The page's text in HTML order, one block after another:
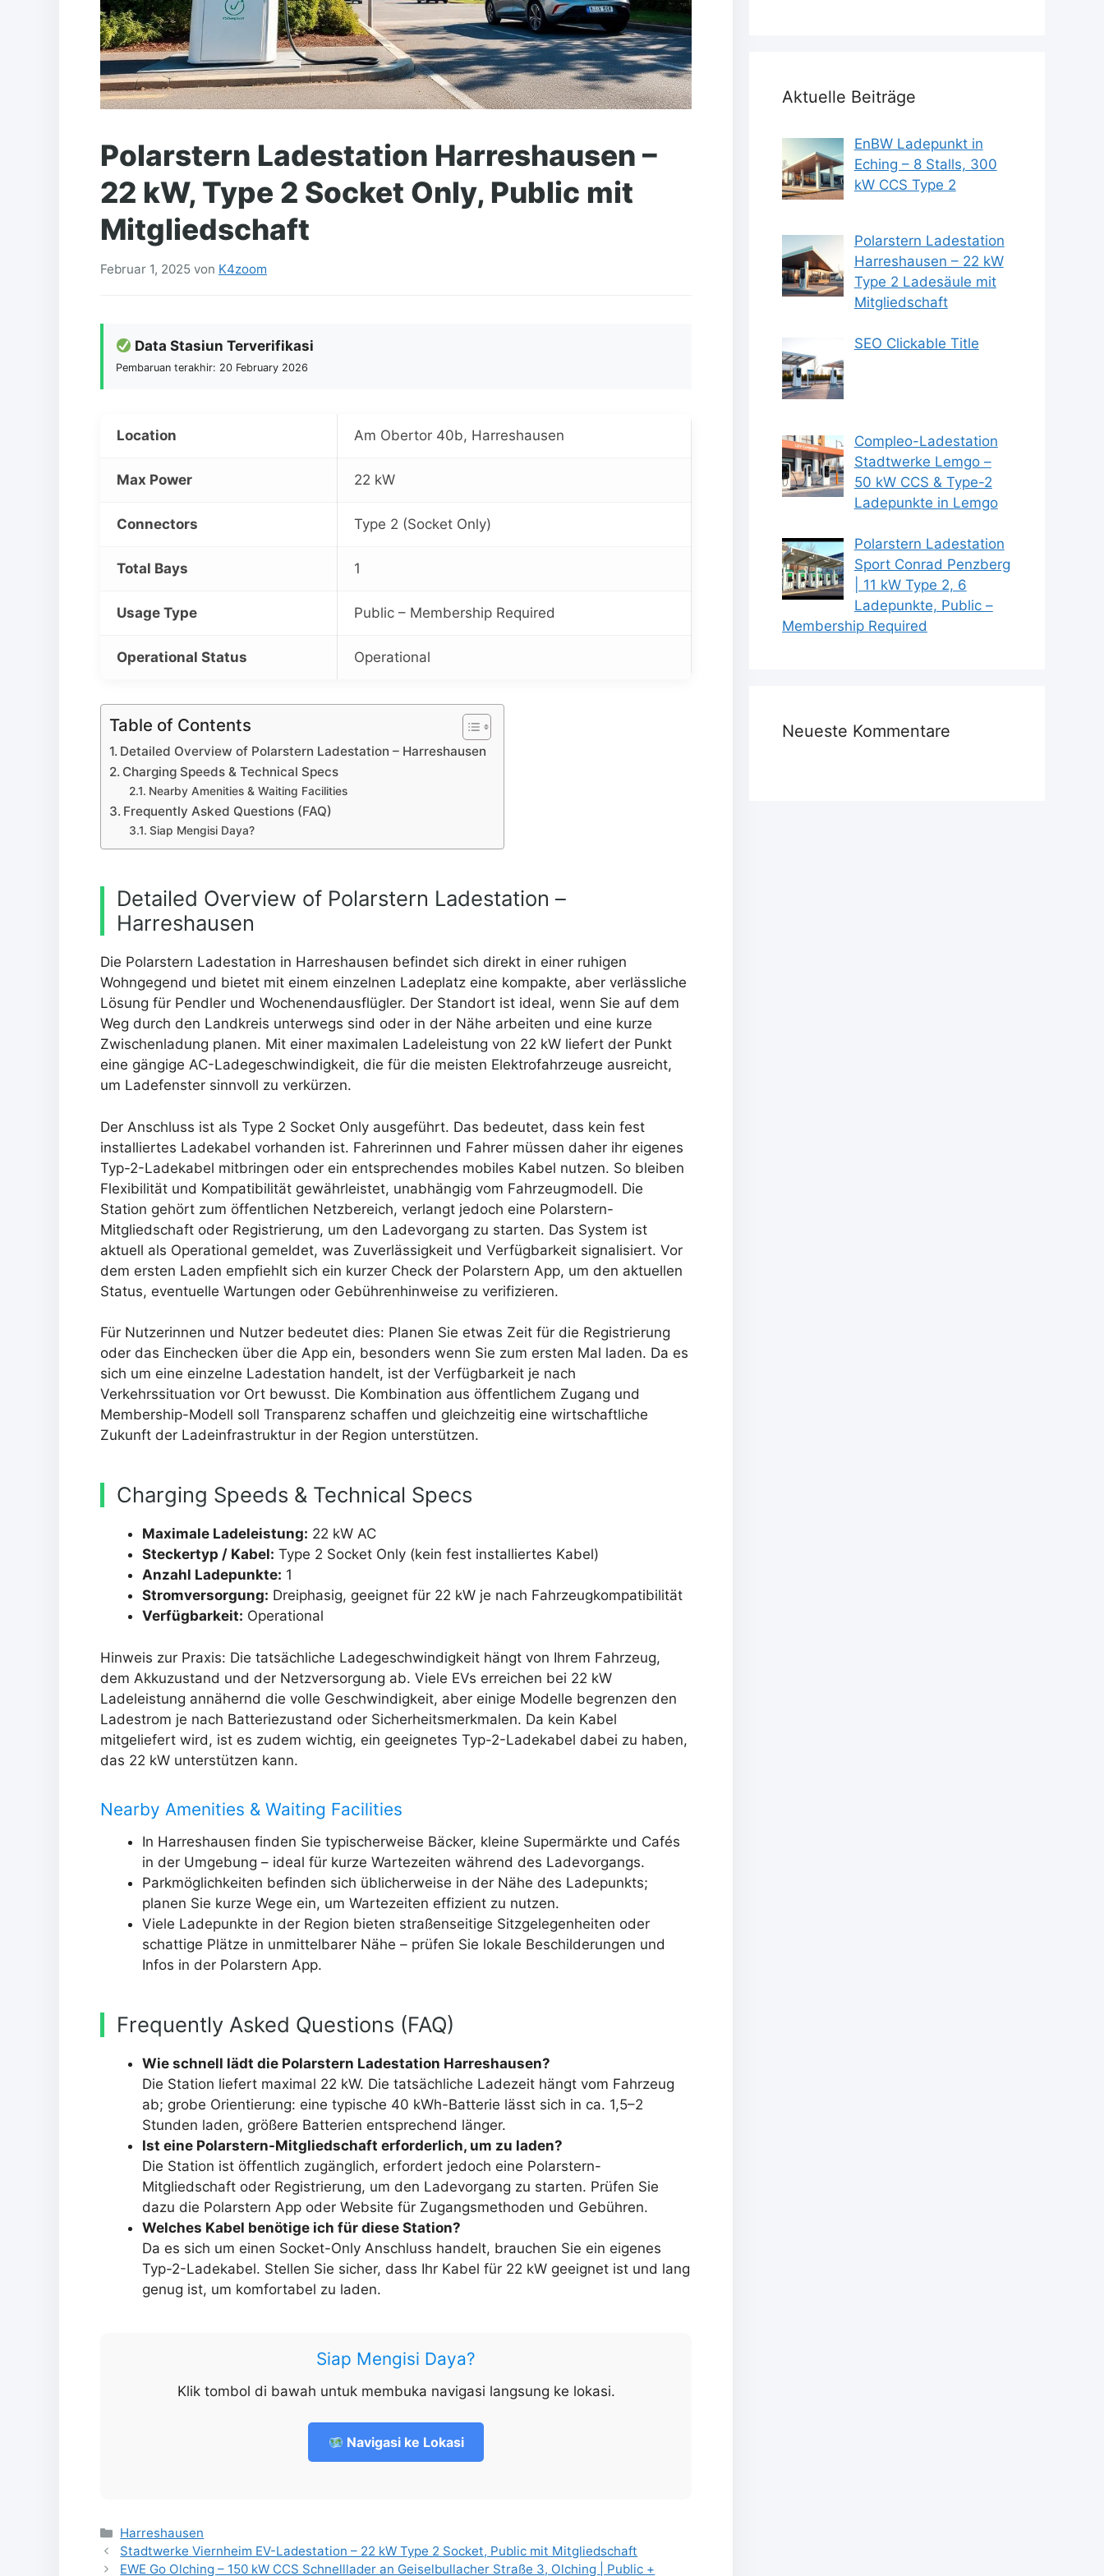
Polarstern Ladestation Harreshausen –
22 kW, Type 2 Socket Only, Public mit
Mitgliedschaft
Februar 1, 2025 von K4zoom
Data Stasiun Terverifikasi
Pembaruan terakhir: 20 February 2026
Location Am Obertor 40b, Harreshausen
Max Power 22 kW
Connectors Type 2 (Socket Only)
Total Bays 1
Usage Type Public – Membership Required
Operational Status Operational
Table of Contents
Detailed Overview of Polarstern Ladestation – Harreshausen
Charging Speeds & Technical Specs
Nearby Amenities & Waiting Facilities
Frequently Asked Questions (FAQ)
Siap Mengisi Daya?
Detailed Overview of Polarstern Ladestation –
Harreshausen
Die Polarstern Ladestation in Harreshausen befindet sich direkt in einer ruhigen
Wohngegend und bietet mit einem einzelnen Ladeplatz eine kompakte, aber verlässliche
Lösung für Pendler und Wochenendausflügler. Der Standort ist ideal, wenn Sie auf dem
Weg durch den Landkreis unterwegs sind oder in der Nähe arbeiten und eine kurze
Zwischenladung planen. Mit einer maximalen Ladeleistung von 22 kW liefert der Punkt
eine gängige AC-Ladegeschwindigkeit, die für die meisten Elektrofahrzeuge ausreicht,
um Ladefenster sinnvoll zu verkürzen.
Der Anschluss ist als Type 2 Socket Only ausgeführt. Das bedeutet, dass kein fest
installiertes Ladekabel vorhanden ist. Fahrerinnen und Fahrer müssen daher ihr eigenes
Typ-2-Ladekabel mitbringen oder ein entsprechendes mobiles Kabel nutzen. So bleiben
Flexibilität und Kompatibilität gewährleistet, unabhängig vom Fahrzeugmodell. Die
Station gehört zum öffentlichen Netzbereich, verlangt jedoch eine Polarstern-
Mitgliedschaft oder Registrierung, um den Ladevorgang zu starten. Das System ist
aktuell als Operational gemeldet, was Zuverlässigkeit und Verfügbarkeit signalisiert. Vor
dem ersten Laden empfiehlt sich ein kurzer Check der Polarstern App, um den aktuellen
Status, eventuelle Wartungen oder Gebührenhinweise zu verifizieren.
Für Nutzerinnen und Nutzer bedeutet dies: Planen Sie etwas Zeit für die Registrierung
oder das Einchecken über die App ein, besonders wenn Sie zum ersten Mal laden. Da es
sich um eine einzelne Ladestation handelt, ist der Verfügbarkeit je nach
Verkehrssituation vor Ort bewusst. Die Kombination aus öffentlichem Zugang und
Membership-Modell soll Transparenz schaffen und gleichzeitig eine wirtschaftliche
Zukunft der Ladeinfrastruktur in der Region unterstützen.
Charging Speeds & Technical Specs
Maximale Ladeleistung: 22 kW AC
Steckertyp / Kabel: Type 2 Socket Only (kein fest installiertes Kabel)
Anzahl Ladepunkte: 1
Stromversorgung: Dreiphasig, geeignet für 22 kW je nach Fahrzeugkompatibilität
Verfügbarkeit: Operational
Hinweis zur Praxis: Die tatsächliche Ladegeschwindigkeit hängt von Ihrem Fahrzeug,
dem Akkuzustand und der Netzversorgung ab. Viele EVs erreichen bei 22 kW
Ladeleistung annähernd die volle Geschwindigkeit, aber einige Modelle begrenzen den
Ladestrom je nach Batteriezustand oder Sicherheitsmerkmalen. Da kein Kabel
mitgeliefert wird, ist es zudem wichtig, ein geeignetes Typ-2-Ladekabel dabei zu haben,
das 22 kW unterstützen kann.
Nearby Amenities & Waiting Facilities
In Harreshausen finden Sie typischerweise Bäcker, kleine Supermärkte und Cafés
in der Umgebung – ideal für kurze Wartezeiten während des Ladevorgangs.
Parkmöglichkeiten befinden sich üblicherweise in der Nähe des Ladepunkts;
planen Sie kurze Wege ein, um Wartezeiten effizient zu nutzen.
Viele Ladepunkte in der Region bieten straßenseitige Sitzgelegenheiten oder
schattige Plätze in unmittelbarer Nähe – prüfen Sie lokale Beschilderungen und
Infos in der Polarstern App.
Frequently Asked Questions (FAQ)
Wie schnell lädt die Polarstern Ladestation Harreshausen?
Die Station liefert maximal 22 kW. Die tatsächliche Ladezeit hängt vom Fahrzeug
ab; grobe Orientierung: eine typische 40 kWh-Batterie lässt sich in ca. 1,5–2
Stunden laden, größere Batterien entsprechend länger.
Ist eine Polarstern-Mitgliedschaft erforderlich, um zu laden?
Die Station ist öffentlich zugänglich, erfordert jedoch eine Polarstern-
Mitgliedschaft oder Registrierung, um den Ladevorgang zu starten. Prüfen Sie
dazu die Polarstern App oder Website für Zugangsmethoden und Gebühren.
Welches Kabel benötige ich für diese Station?
Da es sich um einen Socket-Only Anschluss handelt, brauchen Sie ein eigenes
Typ-2-Ladekabel. Stellen Sie sicher, dass Ihr Kabel für 22 kW geeignet ist und lang
genug ist, um komfortabel zu laden.
Siap Mengisi Daya?
Klik tombol di bawah untuk membuka navigasi langsung ke lokasi.
Navigasi ke Lokasi
Kategorien
Harreshausen
Stadtwerke Viernheim EV-Ladestation – 22 kW Type 2 Socket, Public mit Mitgliedschaft
EWE Go Olching – 150 kW CCS Schnelllader an Geiselbullacher Straße 3, Olching | Public +
Aktuelle Beiträge
EnBW Ladepunkt in
Eching – 8 Stalls, 300
kW CCS Type 2
Polarstern Ladestation
Harreshausen – 22 kW
Type 2 Ladesäule mit
Mitgliedschaft
SEO Clickable Title
Compleo-Ladestation
Stadtwerke Lemgo –
50 kW CCS & Type-2
Ladepunkte in Lemgo
Polarstern Ladestation
Sport Conrad Penzberg
| 11 kW Type 2, 6
Ladepunkte, Public –
Membership Required
Neueste Kommentare